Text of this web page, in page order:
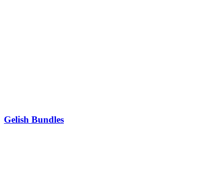
Gelish Bundles